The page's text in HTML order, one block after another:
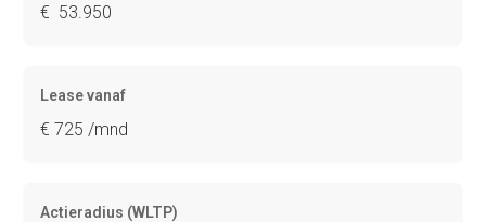
€ 53.950
Lease vanaf
€ 725 /mnd
Actieradius (WLTP)